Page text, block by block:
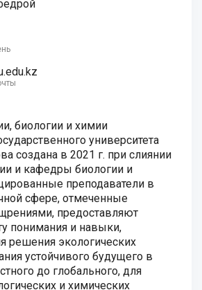
биологии и химии
университета
создана в 2021 г. при слиянии
и кафедры биологии и
преподаватели в
сфере, отмеченные
предоставляют
понимания и навыки,
решения экологических
устойчивого будущего в
до глобального, для
и химических